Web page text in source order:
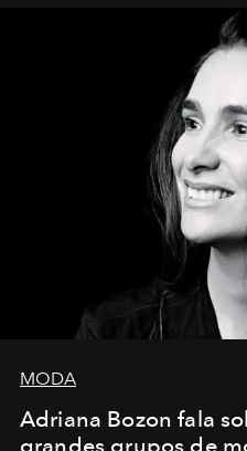
MODA
Adriana Bozon fala
grandes grupos de